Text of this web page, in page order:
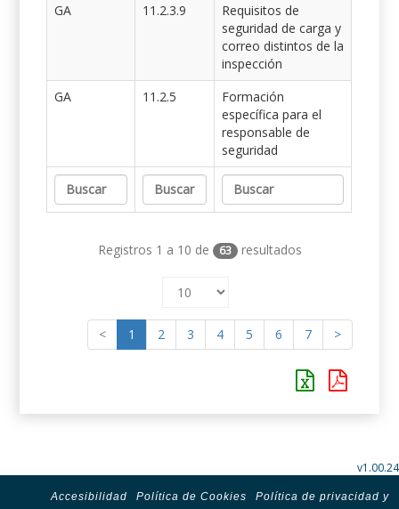
GA
11.2.3.9
Requisitos de
seguridad de carga y
correo distintos de la
inspección
GA
11.2.5
Formación
específica para el
responsable de
seguridad
Registros 1 a 10 de 63 resultados
< 1 2 3 4 5 6 7 >
v1.00.24
Accesibilidad Política de Cookies
Política de privacidad y